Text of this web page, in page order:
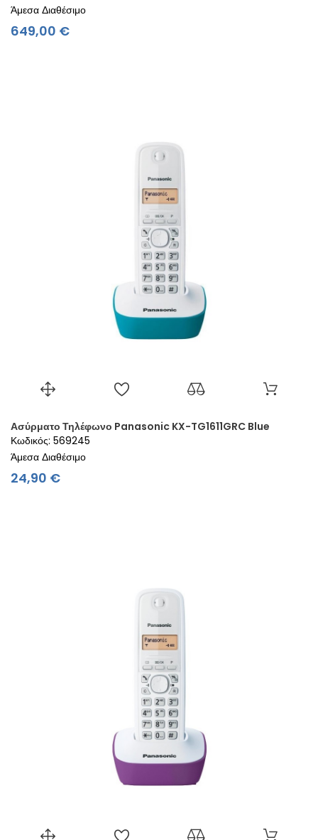
Άμεσα Διαθέσιμο
649,00 €Τιμή
Ασύρματο Τηλέφωνο Panasonic KX-TG1611GRC Blue
Κωδικός: 569245
Άμεσα Διαθέσιμο
24,90 €Τιμή